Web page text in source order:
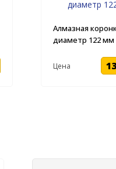
Алмазная
диаметр 122 мм
Цена